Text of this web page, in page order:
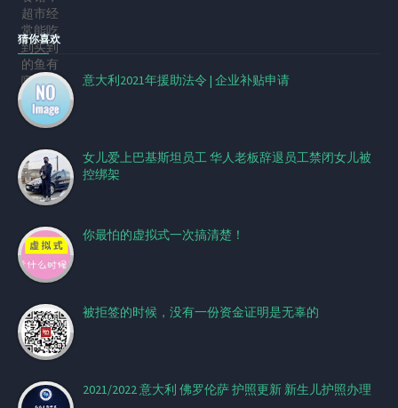
猜你喜欢
意大利2021年援助法令 | 企业补贴申请
女儿爱上巴基斯坦员工 华人老板辞退员工禁闭女儿被
控绑架
你最怕的虚拟式一次搞清楚！
被拒签的时候，没有一份资金证明是无辜的
2021/2022 意大利 佛罗伦萨 护照更新 新生儿护照办理